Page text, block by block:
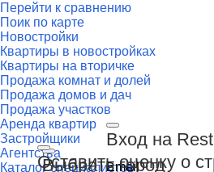
Перейти к сравнению
Поик по карте
Новостройки
Квартиры в новостройках
Квартиры на вторичке
Продажа комнат и долей
Продажа домов и дач
Продажа участков
Аренда квартир
Застройщики
Агентства
Каталог специалистов
Выбрать город
Вход на
Email
Оставить оценку о